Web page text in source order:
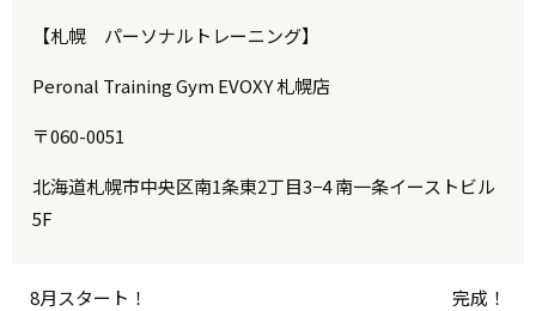
【札幌 パーソナルトレーニング】
Peronal Training Gym EVOXY 札幌店
〒060-0051
北海道札幌市中央区南1条東2丁目3−4 南一条イーストビル
5F
8月スタート！ 完成！